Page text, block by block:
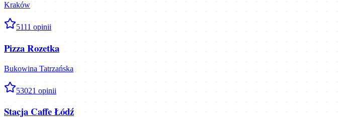
Kraków
5111 opinii
Pizza Rozetka
Bukowina Tatrzańska
53021 opinii
Stacja Caffe Łódź